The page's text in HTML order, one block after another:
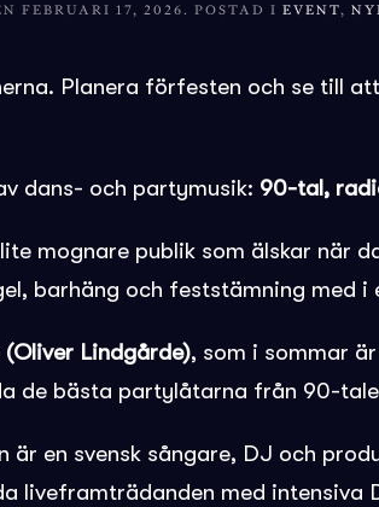
FEBRUARI 17, 2026 . POSTAD I EVENT,
Planera förfesten och se till
dans- och partymusik: 90-tal,
mognare publik som älskar när
barhäng och feststämning med
(Oliver Lindgårde), som i sommar
de bästa partylåtarna från 90-
är en svensk sångare, DJ och
liveframträdanden med intensiva